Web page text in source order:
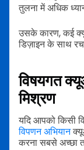
तुलना में अधिक
उसके कारण, कई
डिज़ाइन के साथ
विषयगत
मिश्रण
यदि आपको किसी
विपणन अभियान
करना सबसे अच्छा